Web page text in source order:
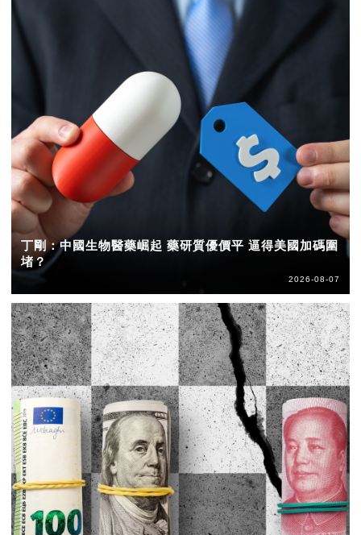
丁剛：中國生物醫藥崛起 藥研質優價平 逼得美國加碼圍
堵？
2026-08-07